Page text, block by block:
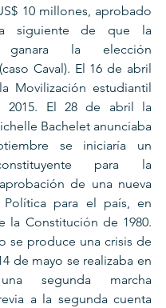
10 millones, aprobado
siguiente de que la
ganara la elección
Caval). El 16 de abril
Movilización estudiantil
2015. El 28 de abril la
Bachelet anunciaba
se iniciaría un
para la
de una nueva
Política para el país, en
la Constitución de 1980.
se produce una crisis de
de mayo se realizaba en
segunda marcha
a la segunda cuenta